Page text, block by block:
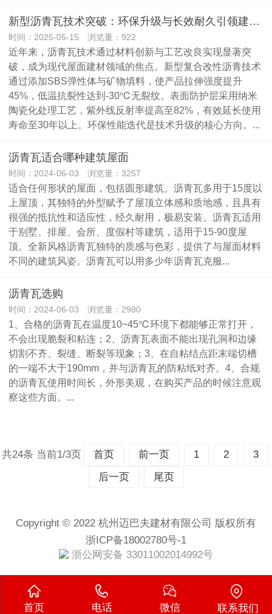
新型沥青瓦技术突破：环保升级与长效耐久引领建材革新
时间：2025-05-15 浏览量：922
近年来，沥青瓦技术通过材料创新与工艺改良实现显著突
破，成为现代屋面建材领域的焦点。新型复合改性沥青技术
通过添加SBS弹性体与矿物填料，使产品拉伸强度提升
45%，低温抗裂性达到-30℃无裂纹。表面防护层采用纳米
陶瓷化处理工艺，紫外线反射率提高至82%，有效延长使用
寿命至30年以上。环保性能迭代是技术升级的核心方向。...
沥青瓦适合哪种建筑屋面
时间：2024-06-03 浏览量：3257
适合任何形状的屋面，包括圆形建筑。沥青瓦多用于15度以
上屋顶，其独特的外型赋予了屋顶立体感和质地感，且具有
很强的抵抗性和适应性，经久耐用，极易安装。沥青瓦适用
于别墅、排屋、会所、度假村等建筑，适用于15-90度屋
顶。全新风格沥青瓦独特的质感与色彩，提供了与屋面材料
不同的建筑风姿。沥青瓦可以用多少年沥青瓦克服...
沥青瓦选购
时间：2024-06-03 浏览量：2980
1、合格的沥青瓦在温度10~45℃环境下都能够正常打开，
不会出现脆裂和粘连；2、沥青瓦表面不能出现孔洞和边缘
切割不齐、裂缝、断裂等现象；3、在自粘结点距末端切槽
的一端不大于190mm，并与沥青瓦的防粘纸对齐。4、合规
的沥青瓦使用时间长，外形美观，在购买产品的时候注意观
察这些方面。...
共24条 当前1/3页 首页 前一页 1 2
3
后一页
尾页
Copyright © 2022 杭州迈巴夫建材有限公司 版权所有
浙ICP备18002780号-1
浙公网安备 33011002014992号
首页 电话 微信 联系我们